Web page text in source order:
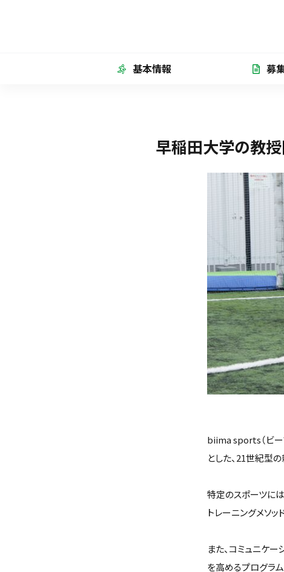
基本情報 募
早稲田大学の教
biima sports（ビー
とした、21世紀型
特定のスポーツに
トレーニングメソ
また、コミュニケ
を高めるプログラ